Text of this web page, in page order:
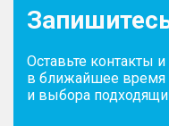
Оставьте контакты
в ближайшее время
и выбора